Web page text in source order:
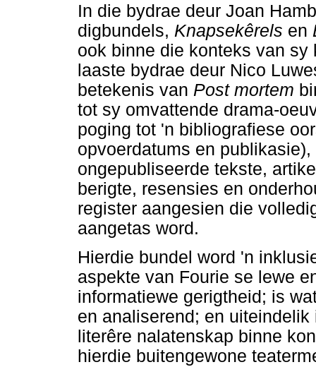
In die bydrae deur Joan
digbundels, Knapsekêrels en
ook binne die konteks van
laaste bydrae deur Nico
betekenis van Post mortem
tot sy omvattende drama-
poging tot 'n bibliografiese
opvoerdatums en
ongepubliseerde tekste,
berigte, resensies en
register aangesien die
aangetas word.
Hierdie bundel word 'n
aspekte van Fourie se lewe
informatiewe gerigtheid; is
en analiserend; en
literêre nalatenskap binne
hierdie buitengewone